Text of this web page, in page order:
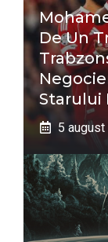
De Un
Starului
5